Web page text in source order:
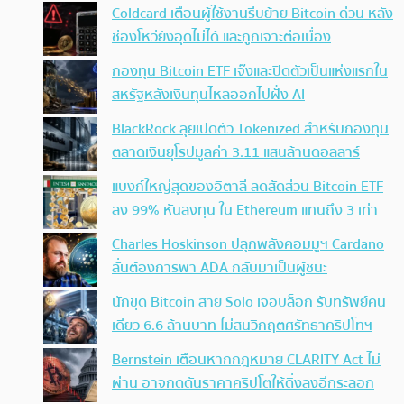
Coldcard เตือนผู้ใช้งานรีบย้าย Bitcoin ด่วน หลัง
ช่องโหว่ยังอุดไม่ได้ และถูกเจาะต่อเนื่อง
กองทุน Bitcoin ETF เจ๊งและปิดตัวเป็นแห่งแรกใน
สหรัฐหลังเงินทุนไหลออกไปฝั่ง AI
BlackRock ลุยเปิดตัว Tokenized สำหรับกองทุน
ตลาดเงินยุโรปมูลค่า 3.11 แสนล้านดอลลาร์
แบงก์ใหญ่สุดของอิตาลี ลดสัดส่วน Bitcoin ETF
ลง 99% หันลงทุน ใน Ethereum แทนถึง 3 เท่า
Charles Hoskinson ปลุกพลังคอมมูฯ Cardano
ลั่นต้องการพา ADA กลับมาเป็นผู้ชนะ
นักขุด Bitcoin สาย Solo เจอบล็อก รับทรัพย์คน
เดียว 6.6 ล้านบาท ไม่สนวิกฤตศรัทธาคริปโทฯ
Bernstein เตือนหากกฎหมาย CLARITY Act ไม่
ผ่าน อาจกดดันราคาคริปโตให้ดิ่งลงอีกระลอก